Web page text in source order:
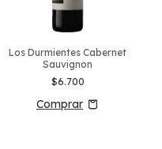
Los Durmientes Cabernet
Sauvignon
$6.700